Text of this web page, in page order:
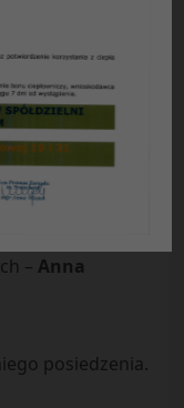
Lublinie
r.
–Adam Ziółek
– Anna
posiedzenia.